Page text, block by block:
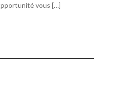
vous […]